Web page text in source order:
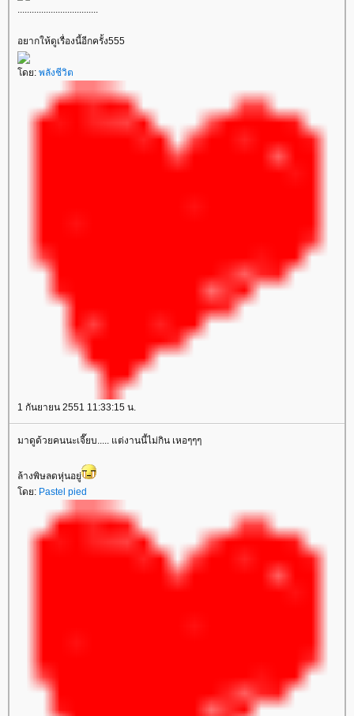
อยากให้ดูเรื่องนี้อีกครั้ง555
ดย: พลังชีวิต
1 กันยายน 2551 11:33:15 น.
มาดูด้วยคนนะเจี๊ยบ..... แต่งานนี้ไม่กิน เหอๆๆๆ
ล้างพิษลดหุ่นอยู่
ดย: Pastel pied